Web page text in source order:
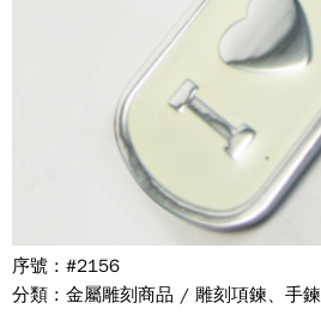
序號 : #2156
分類 : 金屬雕刻商品 / 雕刻項鍊、手鍊